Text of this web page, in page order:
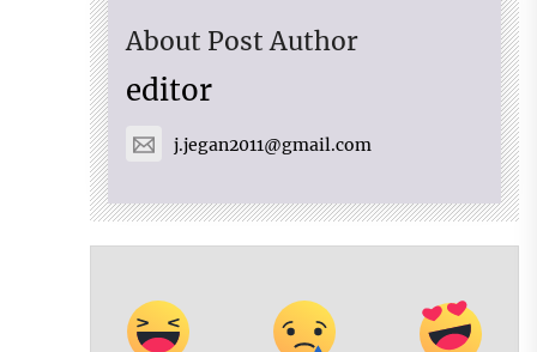
About Post Author
editor
j.jegan2011@gmail.com